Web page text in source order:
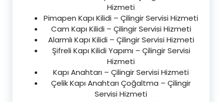
Hizmeti
Pimapen Kapı Kilidi – Çilingir Servisi Hizmeti
Cam Kapı Kilidi – Çilingir Servisi Hizmeti
Alarmlı Kapı Kilidi – Çilingir Servisi Hizmeti
Şifreli Kapı Kilidi Yapımı – Çilingir Servisi
Hizmeti
Kapı Anahtarı – Çilingir Servisi Hizmeti
Çelik Kapı Anahtarı Çoğaltma – Çilingir
Servisi Hizmeti